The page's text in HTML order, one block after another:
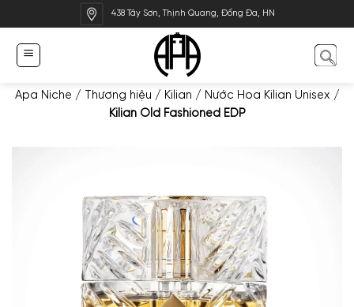
qua
dung
438 Tây Sơn, Thịnh Quang, Đống Đa, HN
Apa Niche / Thương hiệu / Kilian / Nước Hoa Kilian Unisex /
Kilian Old Fashioned EDP